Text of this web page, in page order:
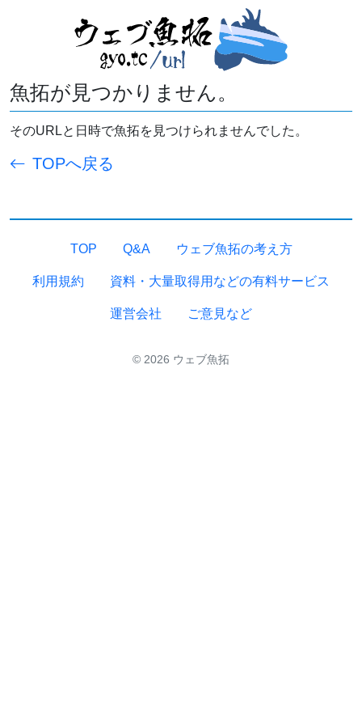
魚拓が見つかりません。
そのURLと日時で魚拓を見つけられませんでした。
TOPへ戻る
TOP Q&A ウェブ魚拓の考え方
利用規約 資料・大量取得用などの有料サービス
運営会社 ご意見など
© 2026 ウェブ魚拓